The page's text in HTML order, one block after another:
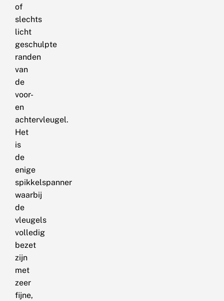
of
slechts
licht
geschulpte
randen
van
de
voor-
en
achtervleugel.
Het
is
de
enige
spikkelspanner
waarbij
de
vleugels
volledig
bezet
zijn
met
zeer
fijne,